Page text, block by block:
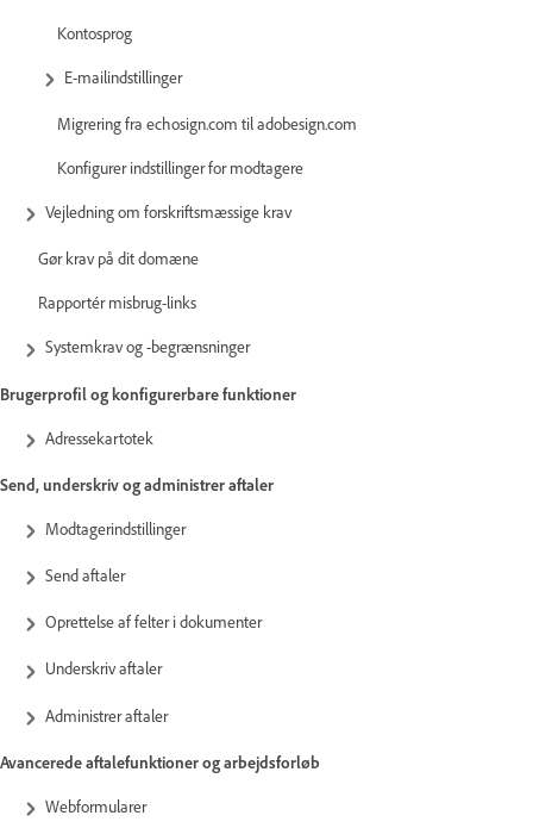
Kontosprog
E-mailindstillinger
Migrering fra echosign.com til adobesign.com
Konfigurer indstillinger for modtagere
Vejledning om forskriftsmæssige krav
Gør krav på dit domæne
Rapportér misbrug-links
Systemkrav og -begrænsninger
Brugerprofil og konfigurerbare funktioner
Adressekartotek
Send, underskriv og administrer aftaler
Modtagerindstillinger
Send aftaler
Oprettelse af felter i dokumenter
Underskriv aftaler
Administrer aftaler
Avancerede aftalefunktioner og arbejdsforløb
Webformularer